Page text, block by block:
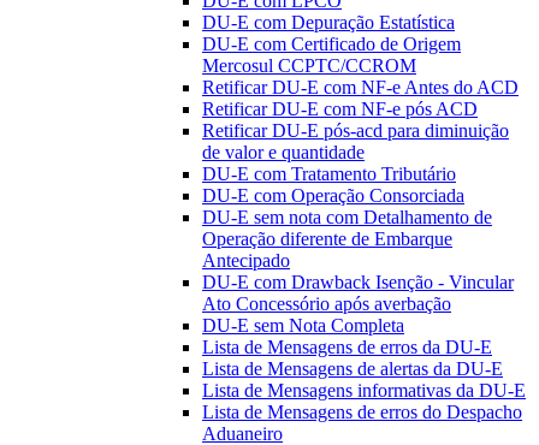
DU-E com Depuração Estatística
DU-E com Certificado de Origem
Mercosul CCPTC/CCROM
Retificar DU-E com NF-e Antes do ACD
Retificar DU-E com NF-e pós ACD
Retificar DU-E pós-acd para diminuição
de valor e quantidade
DU-E com Tratamento Tributário
DU-E com Operação Consorciada
DU-E sem nota com Detalhamento de
Operação diferente de Embarque
Antecipado
DU-E com Drawback Isenção - Vincular
Ato Concessório após averbação
DU-E sem Nota Completa
Lista de Mensagens de erros da DU-E
Lista de Mensagens de alertas da DU-E
Lista de Mensagens informativas da DU-E
Lista de Mensagens de erros do Despacho
Aduaneiro